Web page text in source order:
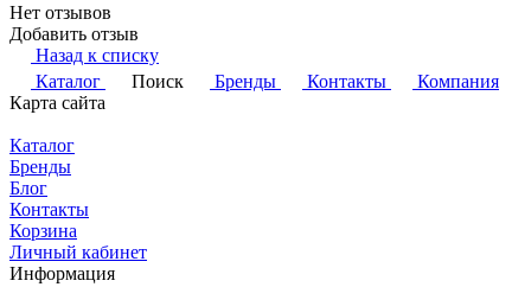
Нет отзывов
Добавить отзыв
Назад к списку
Каталог
Поиск Бренды Контакты
Компания
Карта сайта
Каталог
Бренды
Блог
Контакты
Корзина
Личный кабинет
Информация